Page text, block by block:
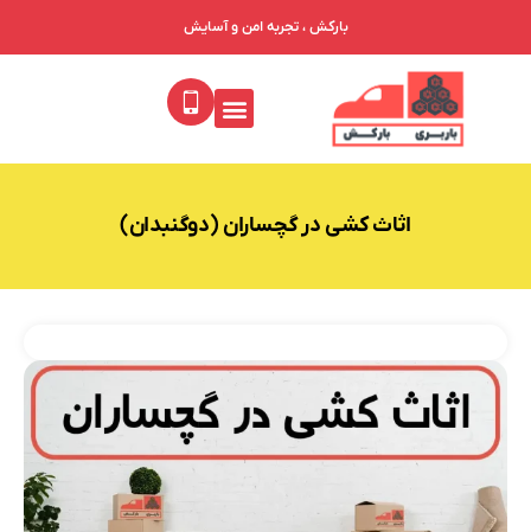
بارکش ، تجربه امن و آسایش
اثاث کشی در گچساران (دوگنبدان)